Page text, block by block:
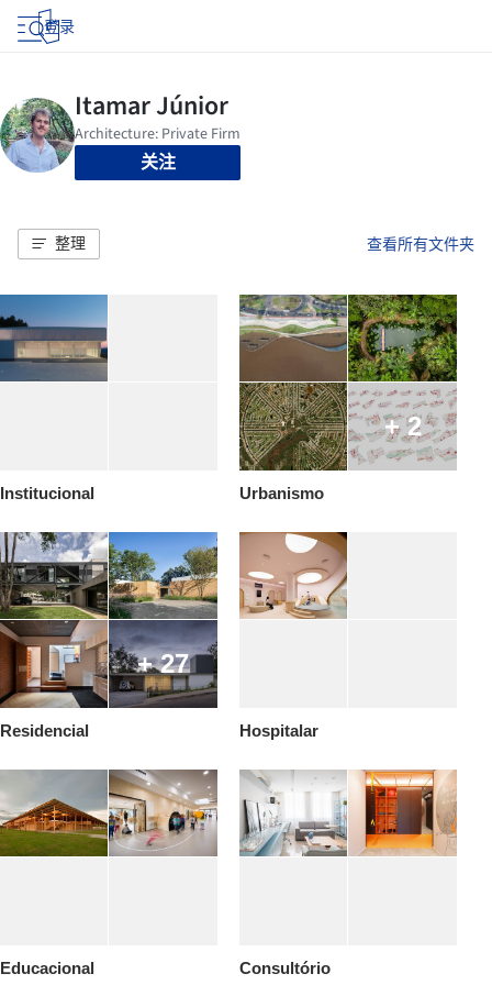
登录
关注
整理 查看所有文件夹
Institucional
+ 2
Urbanismo
+ 27
Residencial Hospitalar
Educacional Consultório